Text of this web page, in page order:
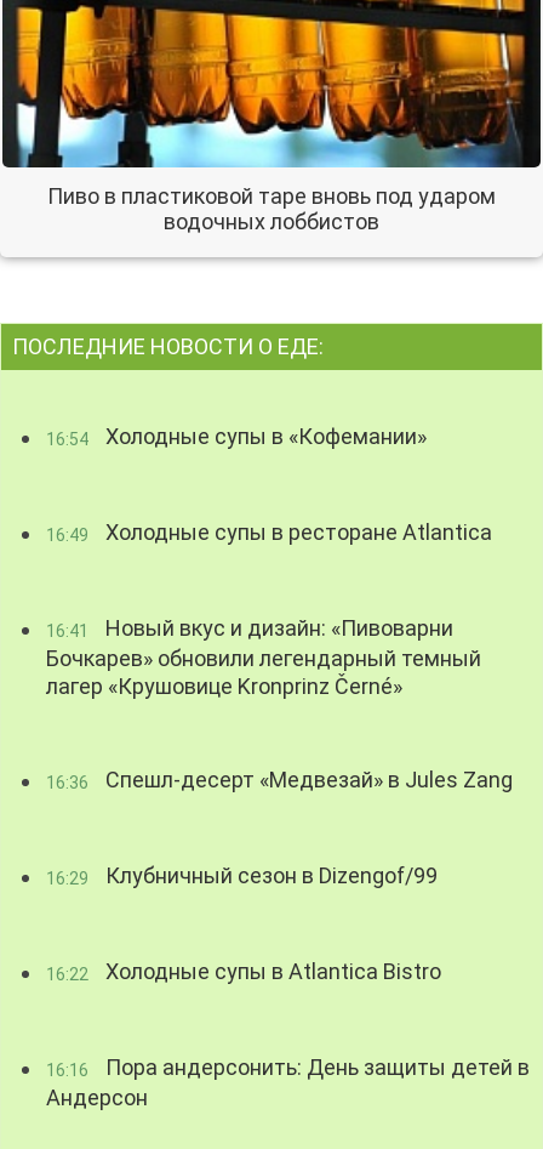
Пиво в пластиковой таре вновь под ударом
водочных лоббистов
ПОСЛЕДНИЕ НОВОСТИ О ЕДЕ:
16:54 Холодные супы в «Кофемании»
16:49 Холодные супы в ресторане Atlantica
16:41
Новый вкус и дизайн: «Пивоварни
Бочкарев» обновили легендарный темный
лагер «Крушовице Kronprinz Černé»
16:36 Спешл-десерт «Медвезай» в Jules Zang
16:29 Клубничный сезон в Dizengof/99
16:22 Холодные супы в Atlantica Bistro
16:16
Пора андерсонить: День защиты детей в
Андерсон